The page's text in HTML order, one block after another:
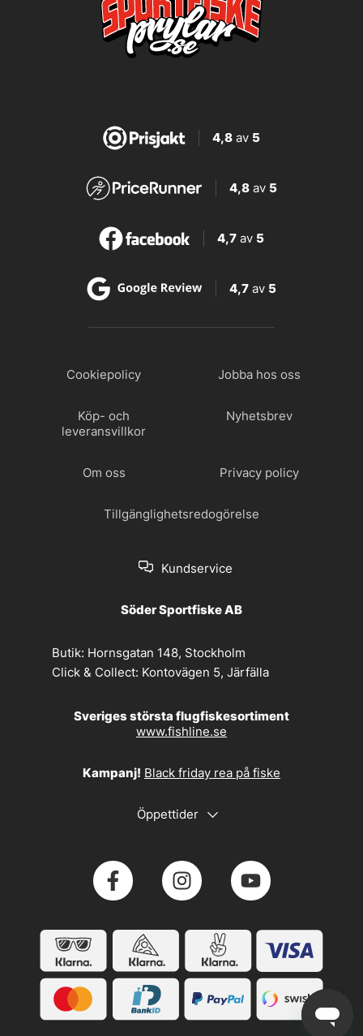
4,8av 5
4,8 av 5
4,7 av 5
4,7 av 5
Cookiepolicy Jobba hos oss
Köp- och
leveransvillkor
Nyhetsbrev
Om oss Privacy policy
Tillgänglighetsredogörelse
Kundservice
Söder Sportfiske AB
Butik: Hornsgatan 148, Stockholm
Click & Collect: Kontovägen 5, Järfälla
Sveriges största flugfiskesortiment
www.fishline.se
Kampanj! Black friday rea på fiske
Öppettider